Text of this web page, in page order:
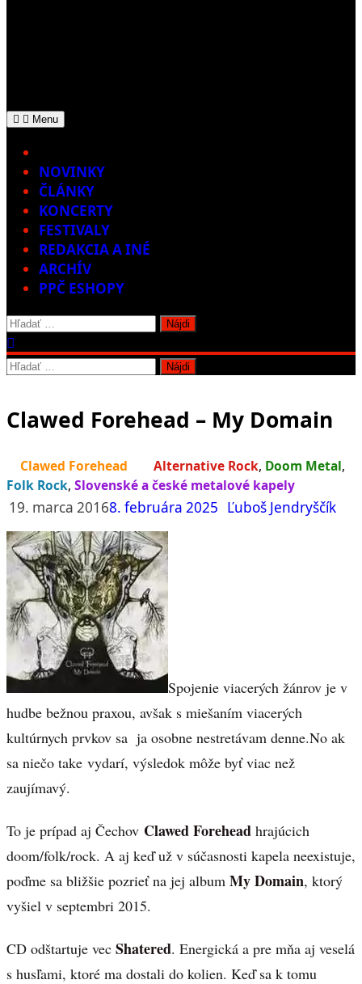
Menu
NOVINKY
ČLÁNKY
KONCERTY
FESTIVALY
REDAKCIA A INÉ
ARCHÍV
PPČ ESHOPY
Hľadať:
Hľadať:
Clawed Forehead – My Domain
Clawed Forehead Alternative Rock, Doom Metal,
Folk Rock, Slovenské a české metalové kapely
19. marca 20168. februára 2025 Ľuboš Jendryščík
Spojenie viacerých žánrov je v
hudbe bežnou praxou, avšak s miešaním viacerých
kultúrnych prvkov sa ja osobne nestretávam denne.No ak
sa niečo take vydarí, výsledok môže byť viac než
zaujímavý.
To je prípad aj Čechov Clawed Forehead hrajúcich
doom/folk/rock. A aj keď už v súčasnosti kapela neexistuje,
poďme sa bližšie pozrieť na jej album My Domain, ktorý
vyšiel v septembri 2015.
CD odštartuje vec Shatered. Energická a pre mňa aj veselá
s husľami, ktoré ma dostali do kolien. Keď sa k tomu